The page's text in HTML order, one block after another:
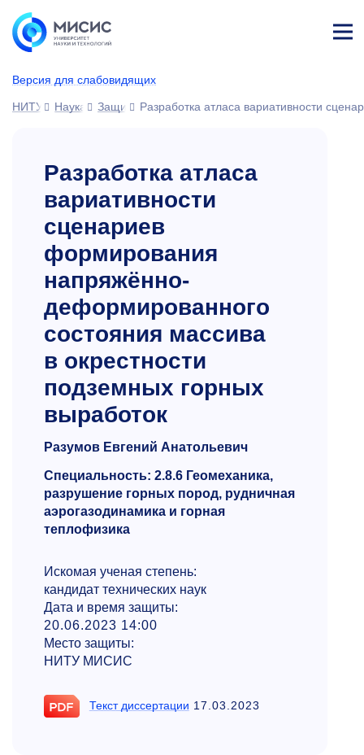
Версия для слабовидящих
ине
НИТУ МИСИС
Наука Защиты диссертаций
Разработка атласа вариативности
Разработка атласа
вариативности
сценариев
формирования
напряжённо-
деформированного
состояния массива
в окрестности
подземных горных
выработок
Разумов Евгений Анатольевич
Специальность: 2.8.6 Геомеханика,
разрушение горных пород, рудничная
аэрогазодинамика и горная
теплофизика
Искомая ученая степень:
кандидат технических наук
Дата и время защиты:
20.06.2023 14:00
Место защиты:
НИТУ МИСИС
Текст диссертации 17.03.2023